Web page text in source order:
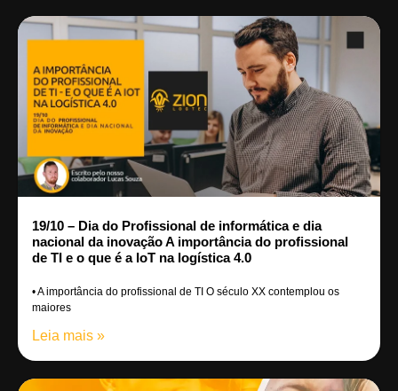
19/10 – Dia do Profissional de informática e dia
nacional da inovação A importância do profissional
de TI e o que é a IoT na logística 4.0
• A importância do profissional de TI O século XX contemplou os
maiores
Leia mais »